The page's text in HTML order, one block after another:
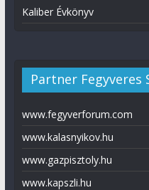
Kaliber Évkönyv
Partner Fegyveres
www.fegyverforum.com
www.kalasnyikov.hu
www.gazpisztoly.hu
www.kapszli.hu